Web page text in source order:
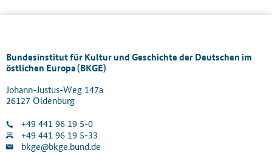
Bundesinstitut für Kultur und Geschichte der Deutschen im
östlichen Europa (BKGE)
Johann-Justus-Weg 147a
26127 Oldenburg
+49 441 96 19 5-0
+49 441 96 19 5-33
bkge@bkge.bund.de